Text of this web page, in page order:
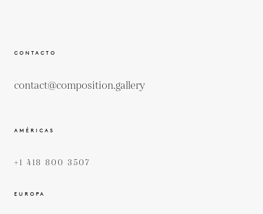
CONTACTO
contact@composition.gallery
AMÉRICAS
+1 418 800 3507
EUROPA